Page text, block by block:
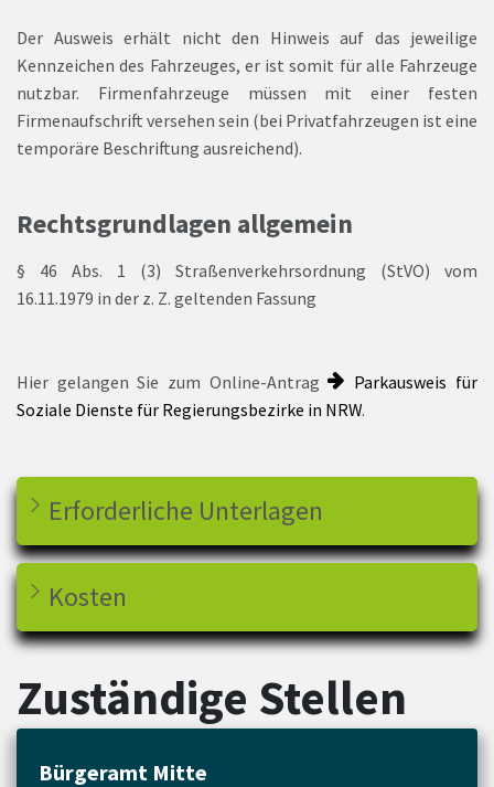
Der Ausweis erhält nicht den Hinweis auf das jeweilige
Kennzeichen des Fahrzeuges, er ist somit für alle Fahrzeuge
nutzbar. Firmenfahrzeuge müssen mit einer festen
Firmenaufschrift versehen sein (bei Privatfahrzeugen ist eine
temporäre Beschriftung ausreichend).
Rechtsgrundlagen allgemein
§ 46 Abs. 1 (3) Straßenverkehrsordnung (StVO) vom
16.11.1979 in der z. Z. geltenden Fassung
Hier gelangen Sie zum Online-Antrag
Parkausweis für
Soziale Dienste für Regierungsbezirke in NRW.
Erforderliche Unterlagen
Kosten
Zuständige Stellen
Bürgeramt Mitte